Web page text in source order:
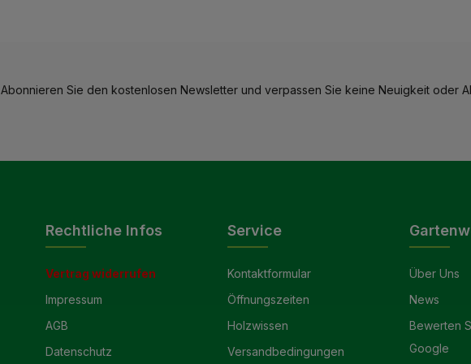
Abonnieren Sie den kostenlosen Newsletter und verpassen Sie keine Neuigkeit oder
Rechtliche Infos
Vertrag widerrufen
Impressum
AGB
Datenschutz
Service
Kontaktformular
Öffnungszeiten
Holzwissen
Versandbedingungen
Über Uns
News
Bewerten
Google